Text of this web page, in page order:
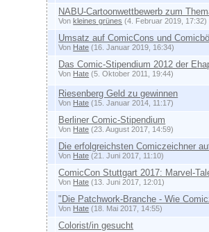
NABU-Cartoonwettbewerb zum
Von kleines grünes (4. Februar 2019, 17:32)
Umsatz auf ComicCons und
Von Hate (16. Januar 2019, 16:34)
Das Comic-Stipendium 2012 der
Von Hate (5. Oktober 2011, 19:44)
Riesenberg Geld zu gewinnen
Von Hate (15. Januar 2014, 11:17)
Berliner Comic-Stipendium
Von Hate (23. August 2017, 14:59)
Die erfolgreichsten Comiczeichner
Von Hate (21. Juni 2017, 11:10)
ComicCon Stuttgart 2017: Marvel-
Von Hate (13. Juni 2017, 12:01)
"Die Patchwork-Branche - Wie
Von Hate (18. Mai 2017, 14:55)
Colorist/in gesucht